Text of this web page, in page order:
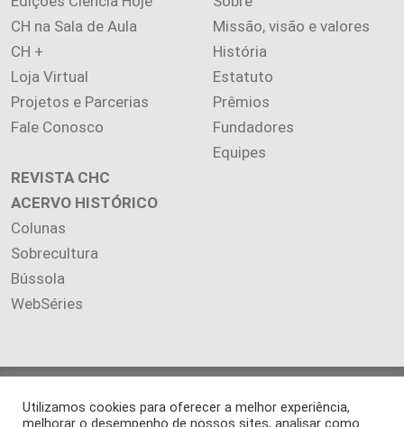
CH na Sala de Aula
CH +
Loja Virtual
Projetos e Parcerias
Fale Conosco
Missão, visão e valores
História
Estatuto
Prêmios
Fundadores
Equipes
REVISTA CHC
ACERVO HISTÓRICO
Colunas
Sobrecultura
Bússola
WebSéries
reservados.
Utilizamos cookies para oferecer a melhor experiência,
melhorar o desempenho de nossos sites, analisar como